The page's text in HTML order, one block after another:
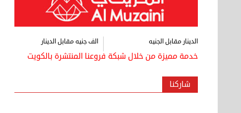
الف جنيه مقابل الدينار الدينار مقابل الجنيه
خدمة مميزة من خلال شبكة فروعنا المنتشرة بالكويت
شاركنا